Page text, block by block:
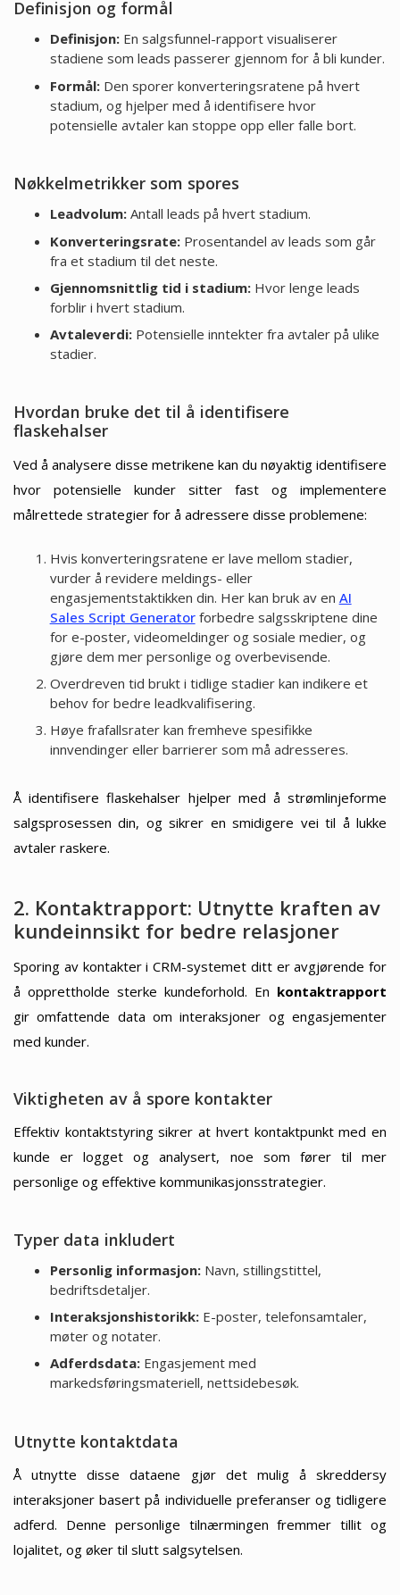
Definisjon og formål
Definisjon:En salgsfunnel-rapport visualiserer
stadiene som leads passerer gjennom for å bli kunder.
Formål:Den sporer konverteringsratene på hvert
stadium, og hjelper med å identifisere hvor
potensielle avtaler kan stoppe opp eller falle bort.
Nøkkelmetrikker som spores
Leadvolum:Antall leads på hvert stadium.
Konverteringsrate:Prosentandel av leads som går
fra et stadium til det neste.
Gjennomsnittlig tid i stadium:Hvor lenge leads
forblir i hvert stadium.
Avtaleverdi:Potensielle inntekter fra avtaler på ulike
stadier.
Hvordan bruke det til å identifisere
flaskehalser
Ved å analysere disse metrikene kan du nøyaktig identifisere
hvor potensielle kunder sitter fast og implementere
målrettede strategier for å adressere disse problemene:
Hvis konverteringsratene er lave mellom stadier,
vurder å revidere meldings- eller
engasjementstaktikken din. Her kan bruk av en AI
Sales Script Generatorforbedre salgsskriptene dine
for e-poster, videomeldinger og sosiale medier, og
gjøre dem mer personlige og overbevisende.
Overdreven tid brukt i tidlige stadier kan indikere et
behov for bedre leadkvalifisering.
Høye frafallsrater kan fremheve spesifikke
innvendinger eller barrierer som må adresseres.
Å identifisere flaskehalser hjelper med å strømlinjeforme
salgsprosessen din, og sikrer en smidigere vei til å lukke
avtaler raskere.
2. Kontaktrapport: Utnytte kraften av
kundeinnsikt for bedre relasjoner
Sporing av kontakter i CRM-systemet ditt er avgjørende for
å opprettholde sterke kundeforhold. En kontaktrapport
gir omfattende data om interaksjoner og engasjementer
med kunder.
Viktigheten av å spore kontakter
Effektiv kontaktstyring sikrer at hvert kontaktpunkt med en
kunde er logget og analysert, noe som fører til mer
personlige og effektive kommunikasjonsstrategier.
Typer data inkludert
Personlig informasjon:Navn, stillingstittel,
bedriftsdetaljer.
Interaksjonshistorikk:E-poster, telefonsamtaler,
møter og notater.
Adferdsdata:Engasjement med
markedsføringsmateriell, nettsidebesøk.
Utnytte kontaktdata
Å utnytte disse dataene gjør det mulig å skreddersy
interaksjoner basert på individuelle preferanser og tidligere
adferd. Denne personlige tilnærmingen fremmer tillit og
lojalitet, og øker til slutt salgsytelsen.